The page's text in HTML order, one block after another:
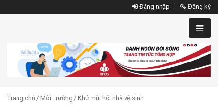
Đăng nhập Đăng ký
Trang chủ / Môi Trường / Khử mùi hôi nhà vệ sinh